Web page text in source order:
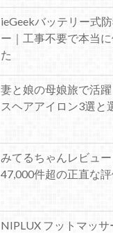
ieGeekバッテリー式
ー｜工事不要で本当
た
妻と娘の母娘旅で活
スヘアアイロン3選と
みてるちゃんレビュ
47,000件超の正直な
NIPLUX フットマッサ